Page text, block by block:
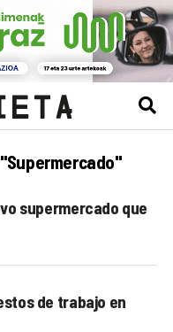
supermercado que
de trabajo en